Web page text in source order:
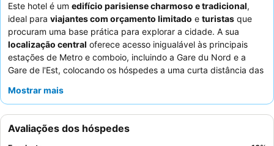
Este hotel é um edifício parisiense charmoso e tradicional,
ideal para viajantes com orçamento limitado e turistas que
procuram uma base prática para explorar a cidade. A sua
localização central oferece acesso inigualável às principais
estações de Metro e comboio, incluindo a Gare du Nord e a
Gare de l'Est, colocando os hóspedes a uma curta distância das
comoWi-Fie, em alguns quartos, chaleira e minibar, garantindo
funcionários excecionalmente simpáticos e prestativos
apreciam o conveniente, embora simples,
Mostrar mais
Avaliações dos hóspedes